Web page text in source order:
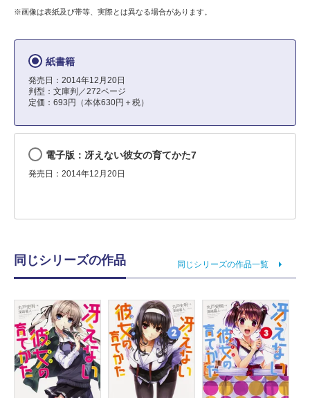
※画像は表紙及び帯等、実際とは異なる場合があります。
紙書籍
発売日：2014年12月20日
判型：文庫判／272ページ
定価：693円（本体630円＋税）
電子版：冴えない彼女の育てかた7
発売日：2014年12月20日
同じシリーズの作品 同じシリーズの作品一覧